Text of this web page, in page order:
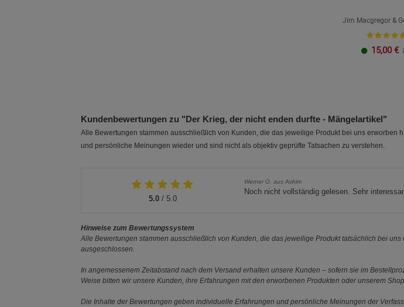
Jim Macgregor &
15,00 €
Kundenbewertungen zu "Der Krieg, der nicht enden durfte - Mängelartikel"
Alle Bewertungen stammen ausschließlich von Kunden, die das jeweilige Produkt bei uns erworben
und persönliche Meinungen wieder und sind nicht als objektiv geprüfte Tatsachen zu verstehen.
5.0/ 5.0
Werner O. aus Achim
Noch nicht vollständig gelesen. Sehr
Hinweise zum Bewertungssystem
Alle Bewertungen stammen ausschließlich von Kunden, die das jeweilige Produkt tatsächlich bei
ausgeschlossen.
In angemessenem Zeitabstand nach dem Versand erhalten unsere Kunden – sofern sie im
Weise bitten wir unsere Kunden, ihre Erfahrungen mit den erworbenen Produkten oder unserem
Die Inhalte der Bewertungen geben individuelle Erfahrungen und persönliche Meinungen der